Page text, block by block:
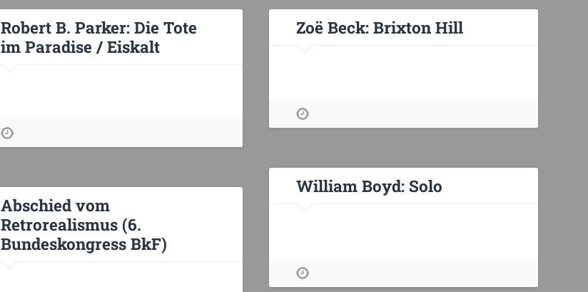
Robert B. Parker: Die Tote
im Paradise / Eiskalt
Zoë Beck: Brixton Hill
William Boyd: Solo
Abschied vom
Retrorealismus (6.
Bundeskongress BkF)